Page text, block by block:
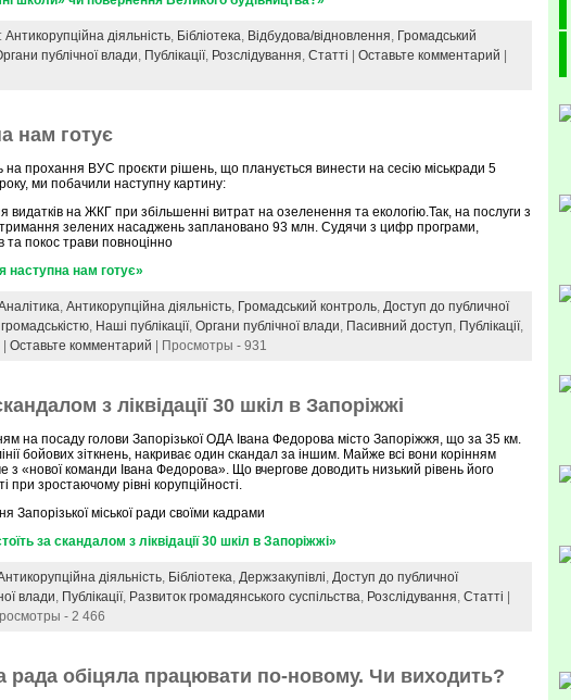
Антикорупційна діяльність, Бібліотека, Відбудова/відновлення, Громадський
публічної влади, Публікації, Розслідування,Статті |Оставьте комментарий
нам готує
прохання ВУС проєкти рішень, що планується винести на сесію міськради 5
ми побачили наступну картину:
видатків на ЖКГ при збільшенні витрат на озеленення та екологію.Так, на послуги з
зелених насаджень заплановано 93 млн. Судячи з цифр програми,
покос трави повноцінно
нам готує»
,Антикорупційна діяльність, Громадський контроль,Доступ до публичної
громадськістю, Наші публікації,Органи публічної влади, Пасивний доступ, Публікації,
|Оставьте комментарий | Просмотры - 931
з ліквідації 30 шкіл в Запоріжжі
на посаду голови Запорізької ОДА Івана Федорова місто Запоріжжя, що за 35 км.
бойових зіткнень, накриває один скандал за іншим. Майже всі вони корінням
з «нової команди Івана Федорова». Що вчергове доводить низький рівень його
при зростаючому рівні корупційності.
Запорізької міської ради своїми кадрами
за скандалом з ліквідації 30 шкіл в Запоріжжі»
діяльність, Бібліотека,Держзакупівлі,Доступ до публичної
влади, Публікації, Развиток громадянського суспільства, Розслідування,Статті
- 2 466
рада обіцяла працювати по-новому. Чи виходить?